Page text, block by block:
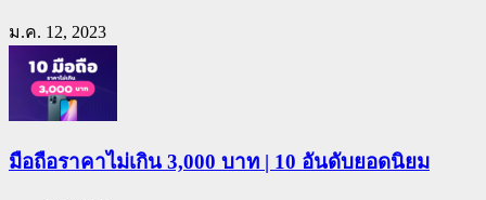
ม.ค. 12, 2023
มือถือราคาไม่เกิน 3,000 บาท | 10 อันดับยอดนิยม